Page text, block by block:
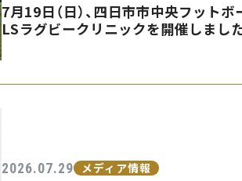
7月19日（日）、四日市市中央フット
LSラグビークリニックを開催しました
2026.07.29 メディア情報